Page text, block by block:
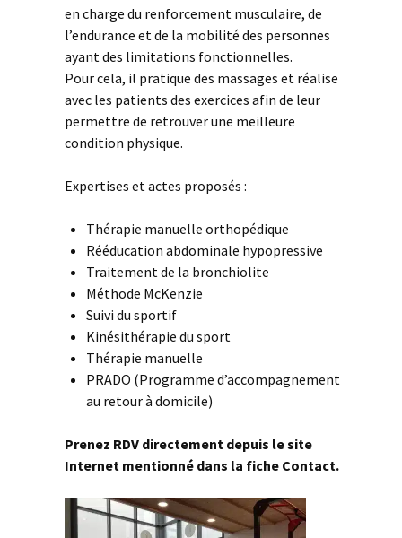
en charge du renforcement musculaire, de
l’endurance et de la mobilité des personnes
ayant des limitations fonctionnelles.
Pour cela, il pratique des massages et réalise
avec les patients des exercices afin de leur
permettre de retrouver une meilleure
condition physique.
Expertises et actes proposés :
Thérapie manuelle orthopédique
Rééducation abdominale hypopressive
Traitement de la bronchiolite
Méthode McKenzie
Suivi du sportif
Kinésithérapie du sport
Thérapie manuelle
PRADO (Programme d’accompagnement
au retour à domicile)
Prenez RDV directement depuis le site
Internet mentionné dans la fiche Contact.